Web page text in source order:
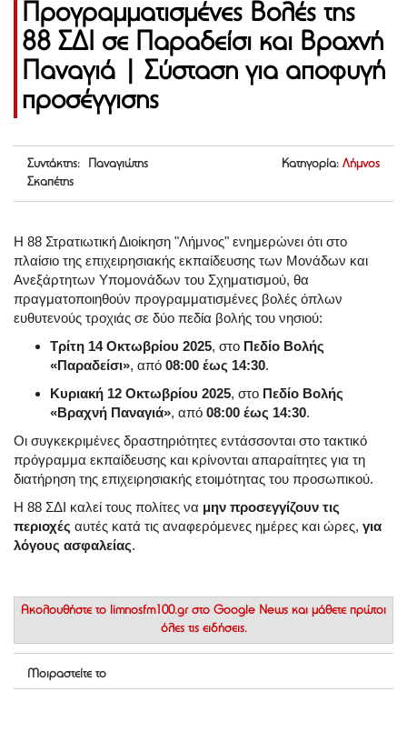
Προγραμματισμένες Βολές της
88 ΣΔΙ σε Παραδείσι και Βραχνή
Παναγιά | Σύσταση για αποφυγή
προσέγγισης
Συντάκτης: Παναγιώτης
Σκαπέτης
Κατηγορία: Λήμνος
Η 88 Στρατιωτική Διοίκηση "Λήμνος" ενημερώνει ότι στο
πλαίσιο της επιχειρησιακής εκπαίδευσης των Μονάδων και
Ανεξάρτητων Υπομονάδων του Σχηματισμού, θα
πραγματοποιηθούν προγραμματισμένες βολές όπλων
ευθυτενούς τροχιάς σε δύο πεδία βολής του νησιού:
Τρίτη 14 Οκτωβρίου 2025, στο Πεδίο Βολής
«Παραδείσι», από 08:00 έως 14:30.
Κυριακή 12 Οκτωβρίου 2025, στο Πεδίο Βολής
«Βραχνή Παναγιά», από 08:00 έως 14:30.
Οι συγκεκριμένες δραστηριότητες εντάσσονται στο τακτικό
πρόγραμμα εκπαίδευσης και κρίνονται απαραίτητες για τη
διατήρηση της επιχειρησιακής ετοιμότητας του προσωπικού.
Η 88 ΣΔΙ καλεί τους πολίτες να μην προσεγγίζουν τις
περιοχές αυτές κατά τις αναφερόμενες ημέρες και ώρες, για
λόγους ασφαλείας.
Ακολουθήστε το limnosfm100.gr στο Google News και μάθετε πρώτοι
όλες τις ειδήσεις.
Μοιραστείτε το